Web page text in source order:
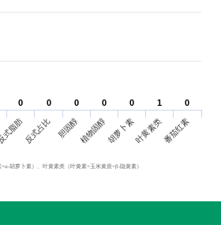
胡萝卜素）、叶黄素类（叶黄素+玉米黄质+β-隐黄素）
0
0 0
0 0
0 0
0 0
0 1
1 0
0
脂肪反式占比 胆固醇植物固醇胡萝卜素叶黄素类番茄红素